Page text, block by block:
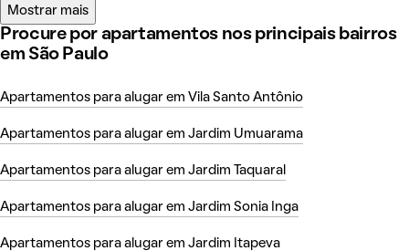
Mostrar mais
Procure por apartamentos nos principais bairros
em São Paulo
Apartamentos para alugar em Vila Santo Antônio
Apartamentos para alugar em Jardim Umuarama
Apartamentos para alugar em Jardim Taquaral
Apartamentos para alugar em Jardim Sonia Inga
Apartamentos para alugar em Jardim Itapeva